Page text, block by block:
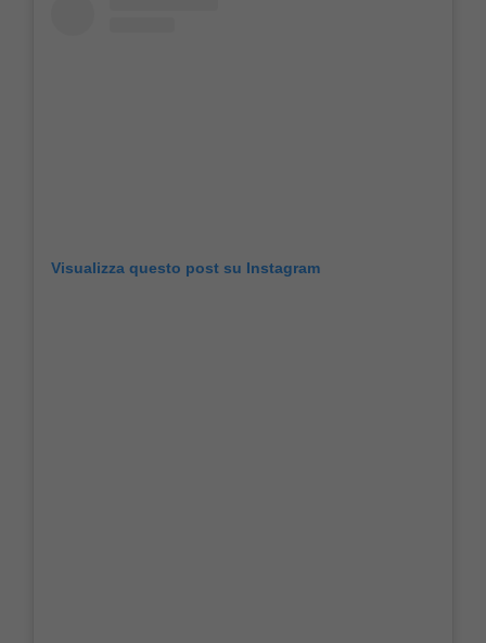
Visualizza questo post su Instagram